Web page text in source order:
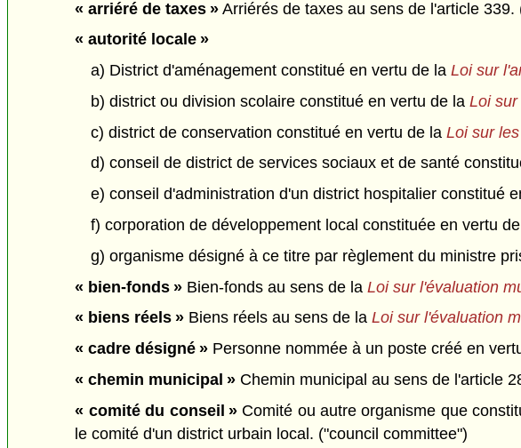
« arriéré de taxes » Arriérés de taxes au sens de l'article 339.
« autorité locale »
a) District d'aménagement constitué en vertu de la Loi sur
b) district ou division scolaire constitué en vertu de la Loi
c) district de conservation constitué en vertu de laLoi sur les
d) conseil de district de services sociaux et de santé
e) conseil d'administration d'un district hospitalier constitué
f) corporation de développement local constituée en vertu
g) organisme désigné à ce titre par règlement du ministre
« bien-fonds » Bien-fonds au sens de laLoi sur l'évaluation
« biens réels » Biens réels au sens de laLoi sur l'évaluation
« cadre désigné » Personne nommée à un poste créé en
« chemin municipal » Chemin municipal au sens de l'article
« comité du conseil »Comité ou autre organisme que
le comité d'un district urbain local. ("council committee")